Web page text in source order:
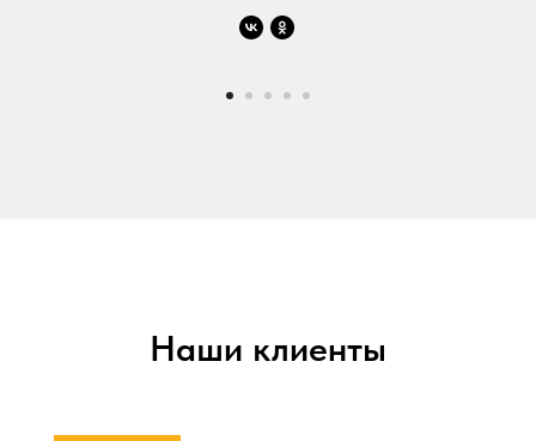
Наши клиенты